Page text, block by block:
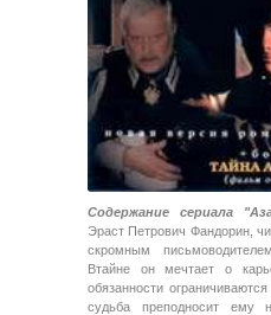
Содержание сериала
Эраст Петрович Фандорин,
скромным
Втайне он мечтает о
обязанности
судьба преподносит ему